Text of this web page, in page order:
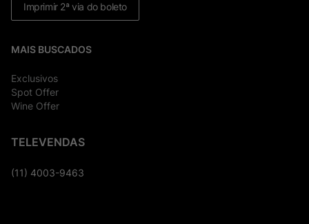
Imprimir 2ª via do boleto
MAIS BUSCADOS
Exclusivos
Spot Offer
Wine Offer
TELEVENDAS
(11) 4003-9463